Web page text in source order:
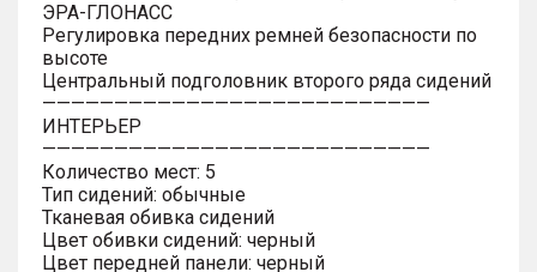
ЭРА-ГЛОНАСС
Регулировка передних ремней безопасности по
высоте
Центральный подголовник второго ряда сидений
———————————————————————————
ИНТЕРЬЕР
———————————————————————————
Количество мест: 5
Тип сидений: обычные
Тканевая обивка сидений
Цвет обивки сидений: черный
Цвет передней панели: черный